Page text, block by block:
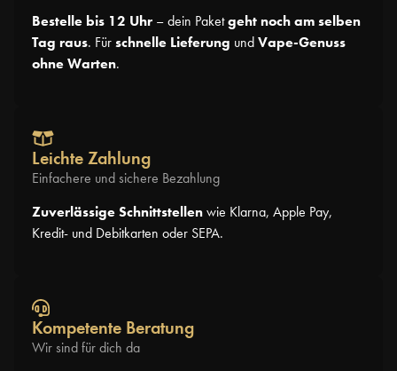
Bestelle bis 12 Uhr – dein Paketgeht noch am selben
Tag raus. Fürschnelle Lieferung undVape-Genuss
ohne Warten.
Leichte Zahlung
Einfachere und sichere Bezahlung
Zuverlässige Schnittstellenwie Klarna, Apple Pay,
Kredit- und Debitkarten oder SEPA.
Kompetente Beratung
Wir sind für dich da